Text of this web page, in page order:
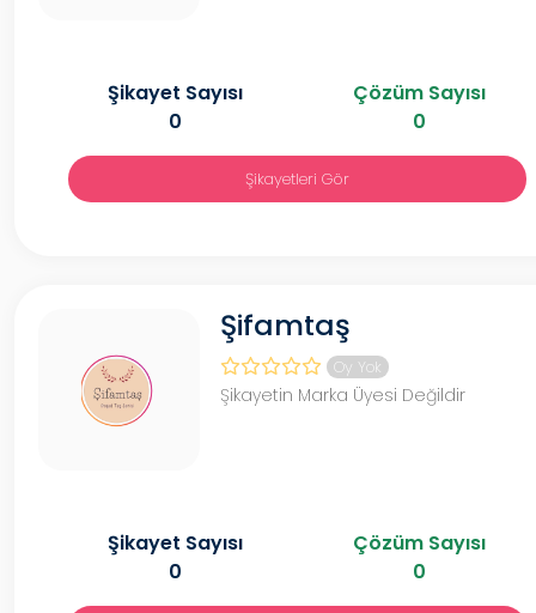
Şikayet Sayısı
0
Çözüm Sayısı
0
Şikayetleri Gör
Şifamtaş
Oy Yok
Şikayetin Marka Üyesi Değildir
Şikayet Sayısı
0
Çözüm Sayısı
0